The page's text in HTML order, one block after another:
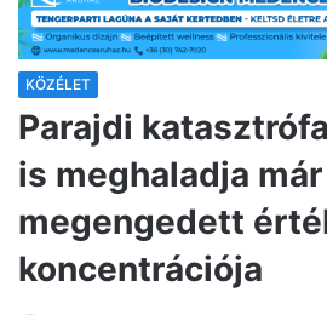
KÖZÉLET
Parajdi
is meghaladja már
megengedett
koncentrációja